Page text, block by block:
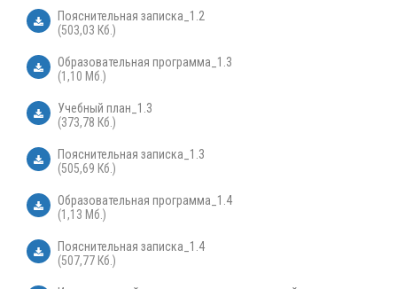
Пояснительная записка_1.2
(503,03 Кб.)
Образовательная программа_1.3
(1,10 Мб.)
Учебный план_1.3
(373,78 Кб.)
Пояснительная записка_1.3
(505,69 Кб.)
Образовательная программа_1.4
(1,13 Мб.)
Пояснительная записка_1.4
(507,77 Кб.)